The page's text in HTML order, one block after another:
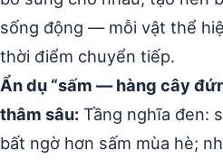
sống động — mỗi vật thể
thời điểm chuyển tiếp.
Ẩn dụ “sấm — hàng cây
thâm sâu: Tầng nghĩa đen:
bất ngờ hơn sấm mùa hè;